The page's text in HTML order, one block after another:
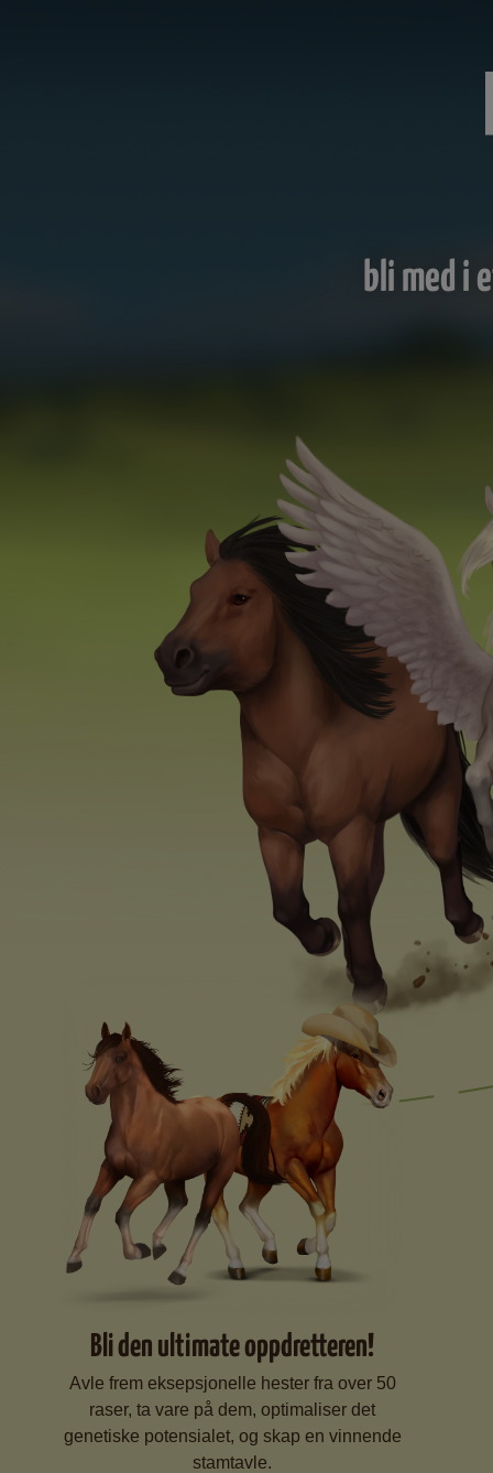
bli med i
Bli den ultimate oppdretteren!
Avle frem eksepsjonelle hester fra over 50
raser, ta vare på dem, optimaliser det
genetiske potensialet, og skap en vinnende
stamtavle.